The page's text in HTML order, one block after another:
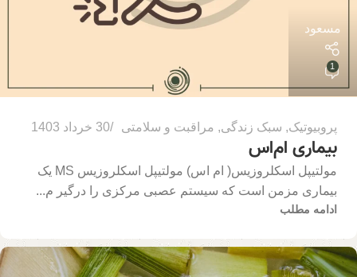
مسعود
1
پروبیوتیک, سبک زندگی, مراقبت و سلامتی 30 خرداد 1403
بیماری ام‌اس
مولتیپل اسکلروزیس( ام اس) مولتیپل اسکلروزیس MS یک
بیماری مزمن است که سیستم عصبی مرکزی را درگیر م...
ادامه مطلب